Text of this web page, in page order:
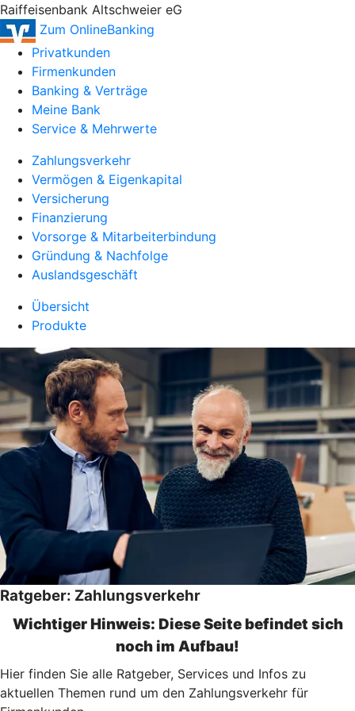
Raiffeisenbank Altschweier eG
Zum OnlineBanking
Privatkunden
Firmenkunden
Banking & Verträge
Meine Bank
Service & Mehrwerte
Zahlungsverkehr
Vermögen & Eigenkapital
Versicherung
Finanzierung
Vorsorge & Mitarbeiterbindung
Gründung & Nachfolge
Auslandsgeschäft
Übersicht
Produkte
Ratgeber: Zahlungsverkehr
Wichtiger Hinweis: Diese Seite befindet sich
noch im Aufbau!
Hier finden Sie alle Ratgeber, Services und Infos zu
aktuellen Themen rund um den Zahlungsverkehr für